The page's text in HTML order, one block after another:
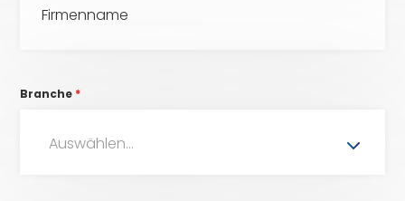
Branche *
Auswählen...